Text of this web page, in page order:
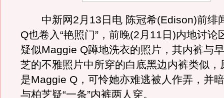
中新网2月13日电 陈冠希(Edison)前绯
Q也卷入“艳照门”，前晚(2月11日)内地讨论
疑似Maggie Q蹲地洗衣的照片，其内裤与
芝的不雅照片中所穿的白底黑边内裤类似，
是Maggie Q，可怜她亦难逃被人作弄，并
与柏芝疑“一条”内裤两人穿。